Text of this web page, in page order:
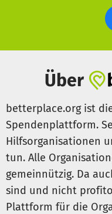
Über
betterplace.org ist
Spendenplattform.
Hilfsorganisationen
tun. Alle
gemeinnützig. Da
sind und nicht
Plattform für die